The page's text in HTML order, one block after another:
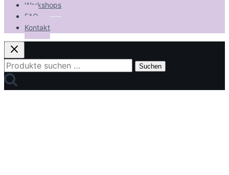
Workshops
FAQ
Kontakt
Suchen
nach:
Suchen